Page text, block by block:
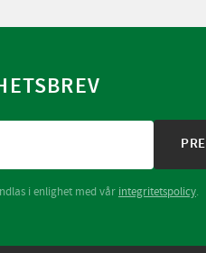
i enlighet med vår integritetspolicy.